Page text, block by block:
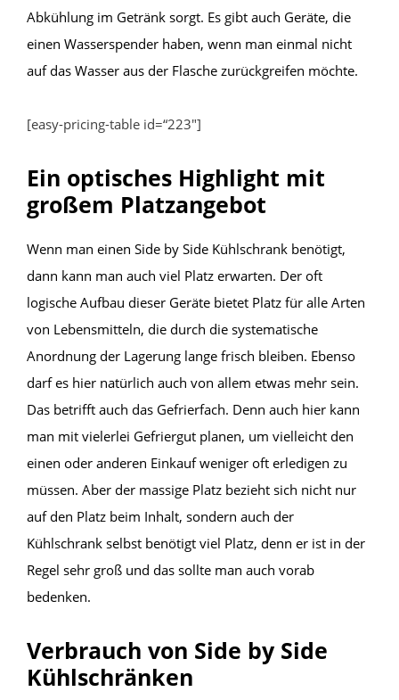
Abkühlung im Getränk sorgt. Es gibt auch Geräte, die
einen Wasserspender haben, wenn man einmal nicht
auf das Wasser aus der Flasche zurückgreifen möchte.
[easy-pricing-table id=“223″]
Ein optisches Highlight mit
großem Platzangebot
Wenn man einen Side by Side Kühlschrank benötigt,
dann kann man auch viel Platz erwarten. Der oft
logische Aufbau dieser Geräte bietet Platz für alle Arten
von Lebensmitteln, die durch die systematische
Anordnung der Lagerung lange frisch bleiben. Ebenso
darf es hier natürlich auch von allem etwas mehr sein.
Das betrifft auch das Gefrierfach. Denn auch hier kann
man mit vielerlei Gefriergut planen, um vielleicht den
einen oder anderen Einkauf weniger oft erledigen zu
müssen. Aber der massige Platz bezieht sich nicht nur
auf den Platz beim Inhalt, sondern auch der
Kühlschrank selbst benötigt viel Platz, denn er ist in der
Regel sehr groß und das sollte man auch vorab
bedenken.
Verbrauch von Side by Side
Kühlschränken